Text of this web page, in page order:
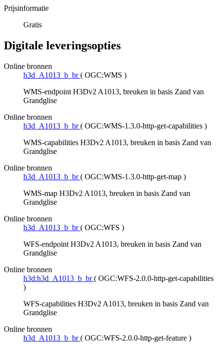
Prijsinformatie
Gratis
Digitale leveringsopties
Online bronnen
h3d_A1013_b_br ( OGC:WMS )
WMS-endpoint H3Dv2 A1013, breuken in basis Zand van
Grandglise
Online bronnen
h3d_A1013_b_br ( OGC:WMS-1.3.0-http-get-capabilities )
WMS-capabilities H3Dv2 A1013, breuken in basis Zand van
Grandglise
Online bronnen
h3d_A1013_b_br ( OGC:WMS-1.3.0-http-get-map )
WMS-map H3Dv2 A1013, breuken in basis Zand van
Grandglise
Online bronnen
h3d_A1013_b_br ( OGC:WFS )
WFS-endpoint H3Dv2 A1013, breuken in basis Zand van
Grandglise
Online bronnen
h3d:h3d_A1013_b_br ( OGC:WFS-2.0.0-http-get-capabilities
)
WFS-capabilities H3Dv2 A1013, breuken in basis Zand van
Grandglise
Online bronnen
h3d_A1013_b_br ( OGC:WFS-2.0.0-http-get-feature )